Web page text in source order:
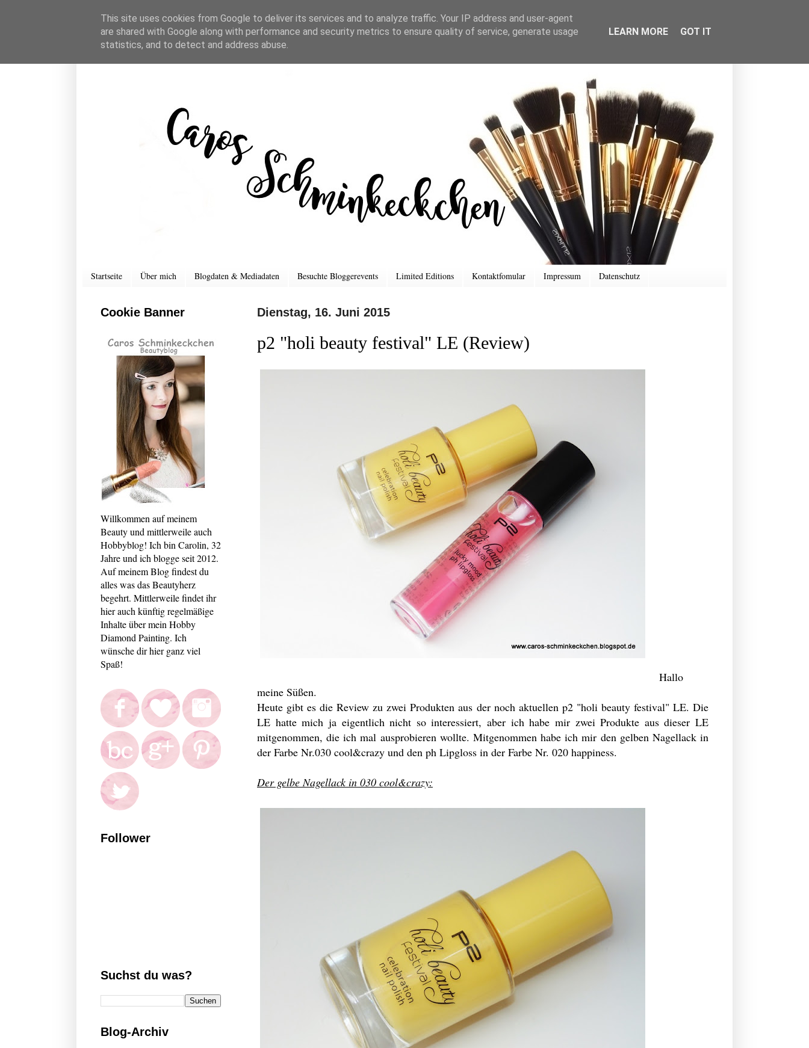
Startseite Über mich Blogdaten & Mediadaten Besuchte Bloggerevents Limited Editions Kontaktfomular Impressum Datenschutz
Dienstag, 16. Juni 2015
p2 "holi beauty festival" LE (Review)
Hallo
meine Süßen.
Heute gibt es die Review zu zwei Produkten aus der noch aktuellen p2 "holi beauty festival" LE. Die
LE hatte mich ja eigentlich nicht so interessiert, aber ich habe mir zwei Produkte aus dieser LE
mitgenommen, die ich mal ausprobieren wollte. Mitgenommen habe ich mir den gelben Nagellack in
der Farbe Nr.030 cool&crazy und den ph Lipgloss in der Farbe Nr. 020 happiness.
Der gelbe Nagellack in 030 cool&crazy:
Cookie Banner
Willkommen auf meinem
Beauty und mittlerweile auch
Hobbyblog! Ich bin Carolin, 32
Jahre und ich blogge seit 2012.
Auf meinem Blog findest du
alles was das Beautyherz
begehrt. Mittlerweile findet ihr
hier auch künftig regelmäßige
Inhalte über mein Hobby
Diamond Painting. Ich
wünsche dir hier ganz viel
Spaß!
Follower
Suchst du was?
Blog-Archiv
This site uses cookies from Google to deliver its services and to analyze traffic. Your IP address and user-agent
are shared with Google along with performance and security metrics to ensure quality of service, generate usage
statistics, and to detect and address abuse.
LEARN MORE GOT IT